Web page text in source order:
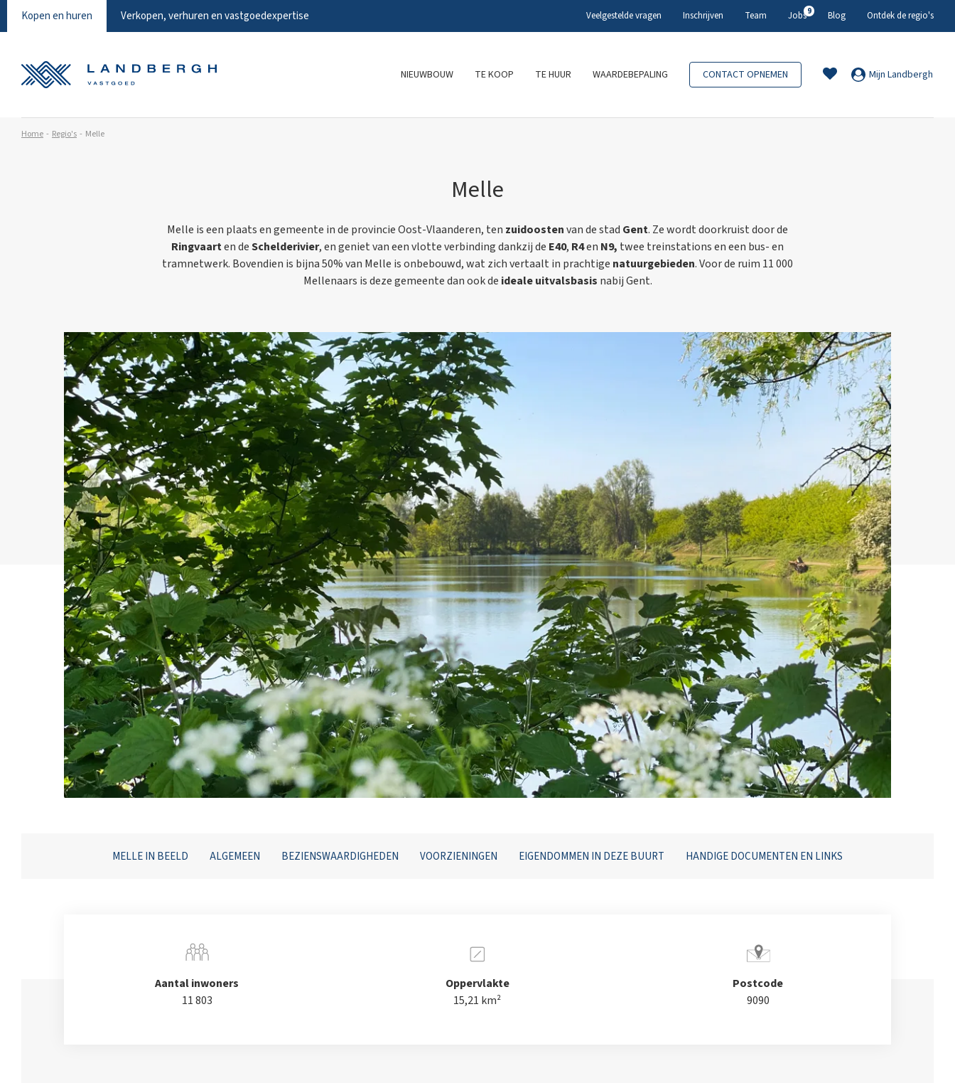
NIEUWBOUW TE KOOP TE HUUR WAARDEBEPALING CONTACT OPNEMEN Mijn Landbergh
Kopen en huren Verkopen, verhuren en vastgoedexpertise Veelgestelde vragen Inschrijven Team Jobs9 Blog Ontdek de regio's
Home Regio's Melle
Melle
Melle is een plaats en gemeente in de provincie Oost-Vlaanderen, ten zuidoostenvan de stad Gent. Ze wordt doorkruist door de
Ringvaarten deSchelderivier, en geniet van een vlotte verbinding dankzij de E40, R4en N9, twee treinstations en een bus- en
tramnetwerk. Bovendien is bijna 50% van Melle is onbebouwd, wat zich vertaalt in prachtige natuurgebieden. Voor de ruim 11 000
Mellenaars is deze gemeente dan ook de ideale uitvalsbasis nabij Gent.
MELLE IN BEELD ALGEMEEN BEZIENSWAARDIGHEDEN VOORZIENINGEN EIGENDOMMEN IN DEZE BUURT HANDIGE DOCUMENTEN EN LINKS
Aantal inwoners
11 803
Oppervlakte
15,21 km²
Postcode
9090